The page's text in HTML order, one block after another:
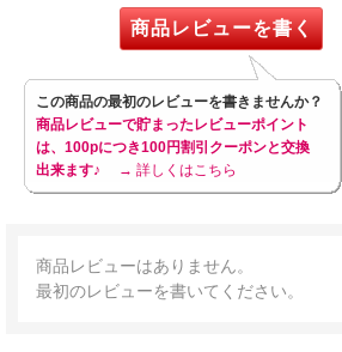
商品レビューを書く
この商品の最初のレビューを書きませんか？
商品レビューで貯まったレビューポイント
は、100pにつき100円割引クーポンと交換
出来ます♪
→ 詳しくはこちら
商品レビューはありません。
最初のレビューを書いてください。